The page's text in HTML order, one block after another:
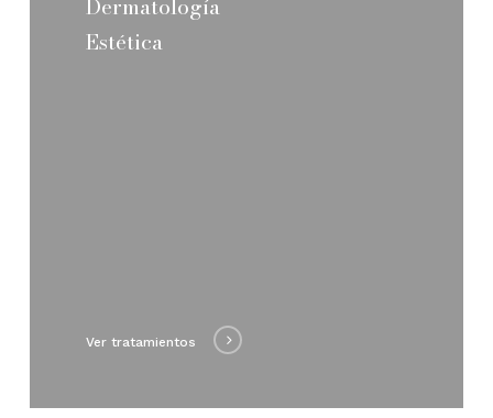
Dermatología
Estética
Ver tratamientos